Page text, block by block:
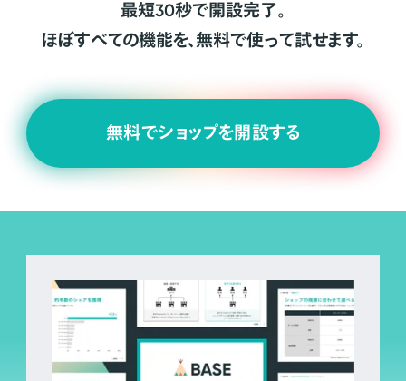
最短30秒で開設完了。
ほぼすべての機能を、無料で使って試せます。
無料でショップを開設する